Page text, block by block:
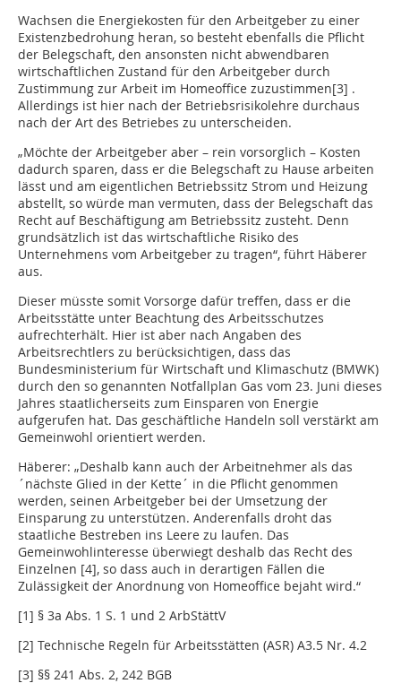
Wachsen die Energiekosten für den Arbeitgeber zu einer
Existenzbedrohung heran, so besteht ebenfalls die Pflicht
der Belegschaft, den ansonsten nicht abwendbaren
wirtschaftlichen Zustand für den Arbeitgeber durch
Zustimmung zur Arbeit im Homeoffice zuzustimmen[3] .
Allerdings ist hier nach der Betriebsrisikolehre durchaus
nach der Art des Betriebes zu unterscheiden.
„Möchte der Arbeitgeber aber – rein vorsorglich – Kosten
dadurch sparen, dass er die Belegschaft zu Hause arbeiten
lässt und am eigentlichen Betriebssitz Strom und Heizung
abstellt, so würde man vermuten, dass der Belegschaft das
Recht auf Beschäftigung am Betriebssitz zusteht. Denn
grundsätzlich ist das wirtschaftliche Risiko des
Unternehmens vom Arbeitgeber zu tragen“, führt Häberer
aus.
Dieser müsste somit Vorsorge dafür treffen, dass er die
Arbeitsstätte unter Beachtung des Arbeitsschutzes
aufrechterhält. Hier ist aber nach Angaben des
Arbeitsrechtlers zu berücksichtigen, dass das
Bundesministerium für Wirtschaft und Klimaschutz (BMWK)
durch den so genannten Notfallplan Gas vom 23. Juni dieses
Jahres staatlicherseits zum Einsparen von Energie
aufgerufen hat. Das geschäftliche Handeln soll verstärkt am
Gemeinwohl orientiert werden.
Häberer: „Deshalb kann auch der Arbeitnehmer als das
´nächste Glied in der Kette´ in die Pflicht genommen
werden, seinen Arbeitgeber bei der Umsetzung der
Einsparung zu unterstützen. Anderenfalls droht das
staatliche Bestreben ins Leere zu laufen. Das
Gemeinwohlinteresse überwiegt deshalb das Recht des
Einzelnen [4], so dass auch in derartigen Fällen die
Zulässigkeit der Anordnung von Homeoffice bejaht wird.“
[1] § 3a Abs. 1 S. 1 und 2 ArbStättV
[2] Technische Regeln für Arbeitsstätten (ASR) A3.5 Nr. 4.2
[3] §§ 241 Abs. 2, 242 BGB